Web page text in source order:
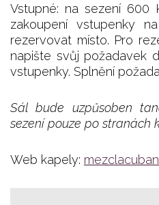
Vstupné: na sezení 600
zakoupení vstupenky
rezervovat místo. Pro
napište svůj požadavek
vstupenky. Splnění
Sál bude uzpůsoben
sezení pouze po stranách
Web kapely: